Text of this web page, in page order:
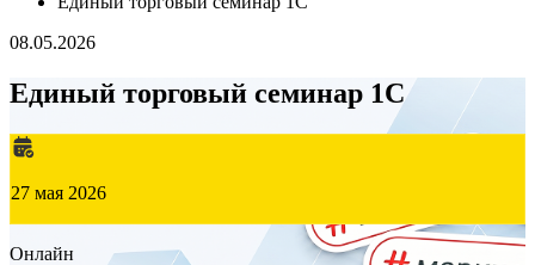
08.05.2026
Единый торговый семинар 1С
27 мая 2026
Онлайн